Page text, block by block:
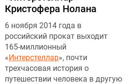
Кристофера Нолана
6 ноября 2014 года в
российский прокат выходит
165-миллионный
«Интерстеллар», почти
трехчасовая история о
путешествии человека в другую